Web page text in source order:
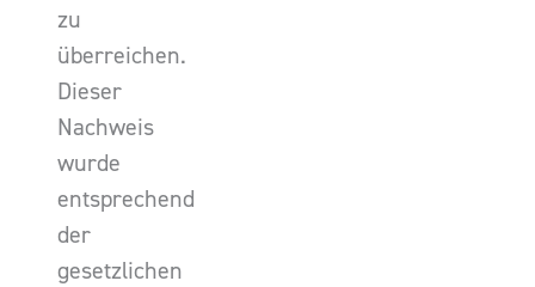
zu
überreichen.
Dieser
Nachweis
wurde
entsprechend
der
gesetzlichen